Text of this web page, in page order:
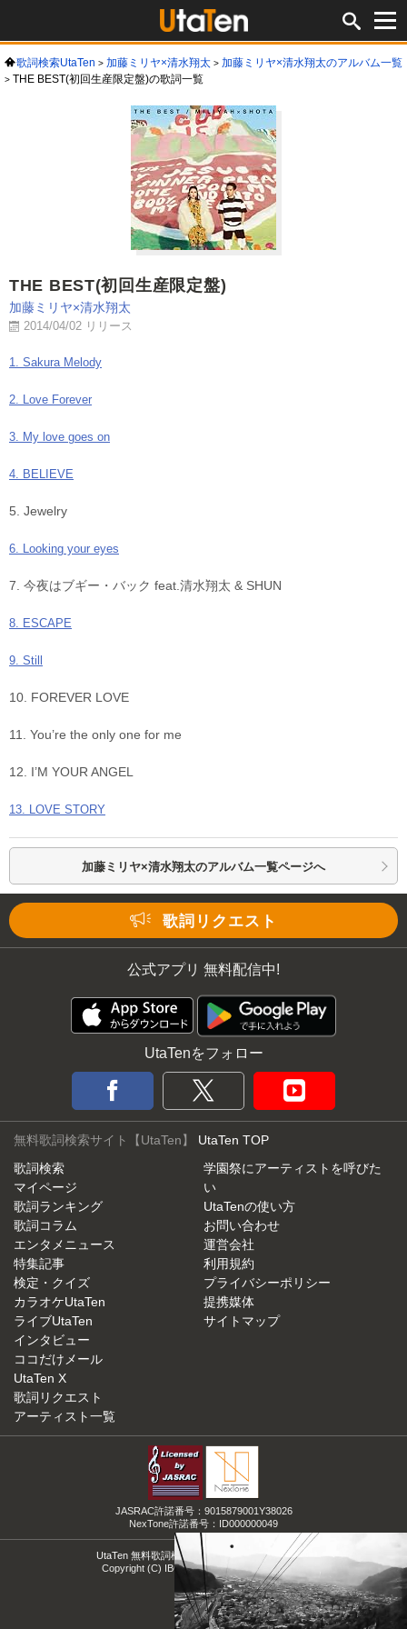
歌詞検索UtaTen 加藤ミリヤ×清水翔太
加藤ミリヤ×清水翔太のアルバム一覧
THE BEST(初回生産限定盤)の歌詞一覧
THE BEST(初回生産限定盤)
加藤ミリヤ×清水翔太
2014/04/02 リリース
1. Sakura Melody
2. Love Forever
3. My love goes on
4. BELIEVE
5. Jewelry
6. Looking your eyes
7. 今夜はブギー・バック feat.清水翔太 & SHUN
8. ESCAPE
9. Still
10. FOREVER LOVE
11. You’re the only one for me
12. I’M YOUR ANGEL
13. LOVE STORY
加藤ミリヤ×清水翔太のアルバム一覧ページへ
歌詞リクエスト
公式アプリ 無料配信中!
UtaTenをフォロー
無料歌詞検索サイト【UtaTen】 UtaTen TOP
歌詞検索
マイページ
歌詞ランキング
歌詞コラム
エンタメニュース
特集記事
検定・クイズ
カラオケUtaTen
ライブUtaTen
インタビュー
ココだけメール
UtaTen X
歌詞リクエスト
アーティスト一覧
学園祭にアーティストを呼びた
い
UtaTenの使い方
お問い合わせ
運営会社
利用規約
プライバシーポリシー
提携媒体
サイトマップ
JASRAC許諾番号：9015879001Y38026
NexTone許諾番号：ID000000049
UtaTen 無料歌詞検索サイトの決定版！うたてん
Copyright (C) IBG Media. All Rights Reserved.